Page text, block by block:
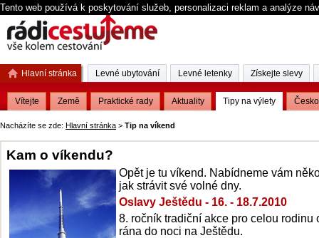
Tento web používá k poskytování služeb, personalizaci reklam a analýze
Nacházíte se zde: Hlavní stránka > Tip na víkend
Kam o víkendu?
Opět je tu víkend. Nabídneme vám
jak strávit své volné dny.
Oslavy Ještědu - 16. - 18.7.2010
8. ročník tradiční akce pro celou rodinu
rána do noci na Ještědu.
Hlavní stránka
Vítejte Země Praktické rady Aktuality Tipy na výlety Česko
Levné ubytování Levné letenky Získejte slevy